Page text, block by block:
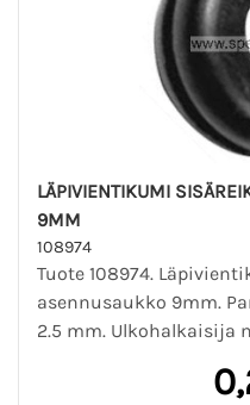
LÄPIVIENTIKUMI
9MM
108974
Tuote 108974.
asennusaukko 9mm.
2.5 mm. Ulkohalkaisija